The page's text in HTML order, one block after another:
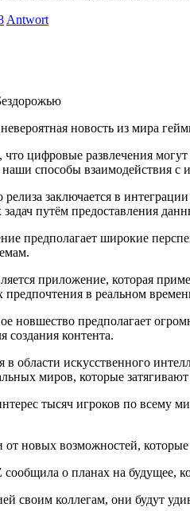
Antwort
новость из мира
цифровые развлечения
наши способы взаимодействия с
заключается в
путём предоставления
предполагает широкие
приложение, которая
предпочтения в реальном
новшество предполагает
контента.
в области искусственного
миров, которые
тысяч игроков по всему
новых возможностей,
о планах на будущее,
своим коллегам, они будут